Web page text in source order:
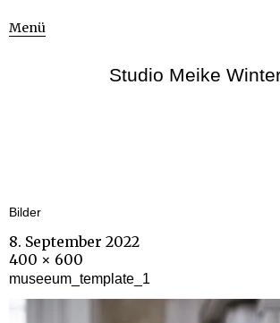
Menü
Studio Meike
Bilder
8. September 2022
400 × 600
museeum_template_1